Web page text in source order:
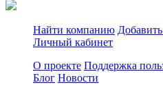
Найти компанию
Личный кабинет
О проекте Поддержка
Блог Новости